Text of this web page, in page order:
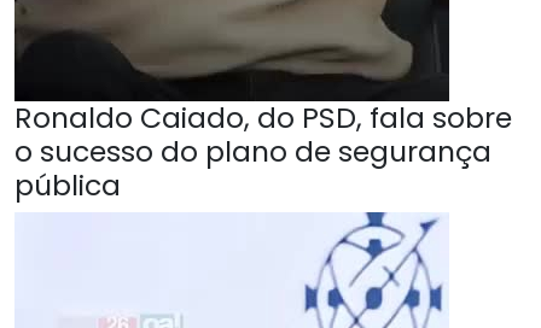
Ronaldo Caiado, do PSD, fala sobre
o sucesso do plano de segurança
pública